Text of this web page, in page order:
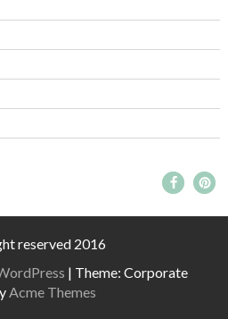
reserved 2016
| Theme: Corporate
Acme Themes